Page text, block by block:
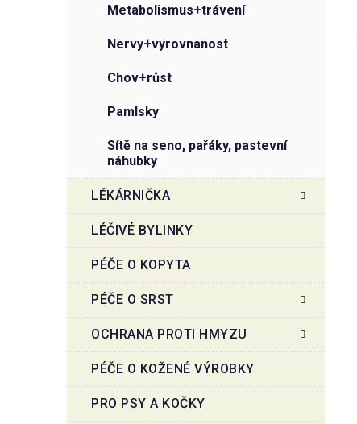
metabolismus+trávení
nervy+vyrovnanost
chov+růst
pamlsky
sítě na seno, pařáky, pastevní
náhubky
LÉKÁRNIČKA
LÉČIVÉ BYLINKY
PÉČE O KOPYTA
PÉČE O SRST
OCHRANA PROTI HMYZU
PÉČE O KOŽENÉ VÝROBKY
PRO PSY A KOČKY